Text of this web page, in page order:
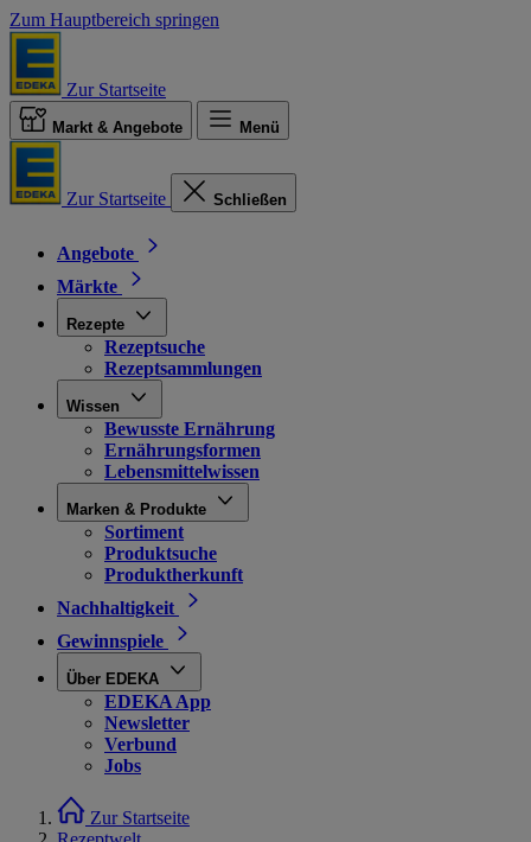
Zum Hauptbereich springen
Zur Startseite
Markt & Angebote Menü
Zur Startseite Schließen
Angebote
Märkte
Rezepte
Rezeptsuche
Rezeptsammlungen
Wissen
Bewusste Ernährung
Ernährungsformen
Lebensmittelwissen
Marken & Produkte
Sortiment
Produktsuche
Produktherkunft
Nachhaltigkeit
Gewinnspiele
Über EDEKA
EDEKA App
Newsletter
Verbund
Jobs
Zur Startseite